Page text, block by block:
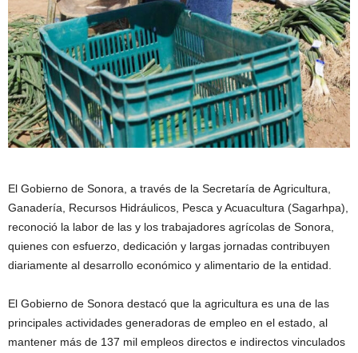
El Gobierno de Sonora, a través de la Secretaría de Agricultura,
Ganadería, Recursos Hidráulicos, Pesca y Acuacultura (Sagarhpa),
reconoció la labor de las y los trabajadores agrícolas de Sonora,
quienes con esfuerzo, dedicación y largas jornadas contribuyen
diariamente al desarrollo económico y alimentario de la entidad.
El Gobierno de Sonora destacó que la agricultura es una de las
principales actividades generadoras de empleo en el estado, al
mantener más de 137 mil empleos directos e indirectos vinculados